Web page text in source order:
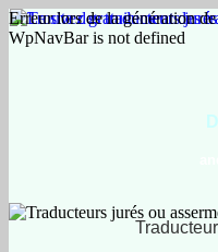
Erreur lors de la génération
WpNavBar is not defined